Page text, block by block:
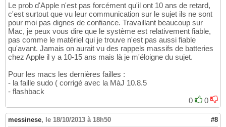
Le prob d'Apple n'est pas forcément qu'il ont 10 ans de retard,
c'est surtout que vu leur communication sur le sujet ils ne sont
pour moi pas dignes de confiance. Travaillant beaucoup sur
Mac, je peux vous dire que le système est relativement fiable,
pas comme le matériel qui je trouve n'est pas aussi fiable
qu'avant. Jamais on aurait vu des rappels massifs de batteries
chez Apple il y a 10-15 ans mais là je m'éloigne du sujet.
Pour les macs les dernières failles :
- la faille sudo ( corrigé avec la MàJ 10.8.5
- flashback
0
0
messinese, le 18/10/2013 à 18h50 #8